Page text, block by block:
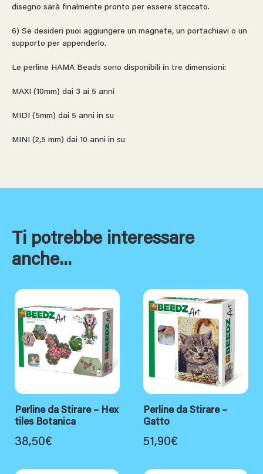
disegno sarà finalmente pronto per essere staccato.
6) Se desideri puoi aggiungere un magnete, un portachiavi o un
supporto per appenderlo.
Le perline HAMA Beads sono disponibili in tre dimensioni:
MAXI (10mm) dai 3 ai 5 anni
MIDI (5mm) dai 5 anni in su
MINI (2,5 mm) dai 10 anni in su
Ti potrebbe interessare
anche...
Perline da Stirare – Hex
tiles Botanica
38,50€
Perline da Stirare –
Gatto
51,90€